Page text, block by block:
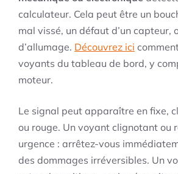
calculateur. Cela peut être un
mal vissé, un défaut d’un capteur,
d’allumage. Découvrez ici
voyants du tableau de bord, y
moteur.
Le signal peut apparaître en fixe,
ou rouge. Un voyant clignotant ou
urgence : arrêtez-vous
des dommages irréversibles. Un